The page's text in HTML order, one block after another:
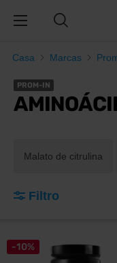
Casa Marcas
PROM-IN
Malato de citrulina
Filtro
-10%